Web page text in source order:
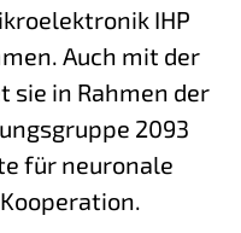
IHP
Auch mit der
sie in Rahmen der
2093
für neuronale